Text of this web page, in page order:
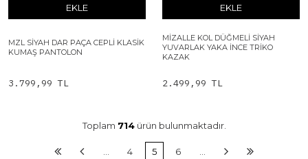
EKLE
MZL SIYAH DAR PAÇA CEPLI KLASIK
KUMAŞ PANTOLON
3.799,99 TL
EKLE
MIZALLE KOL DÜĞMELI SIYAH
YUVARLAK YAKA İNCE TRIKO
KAZAK
2.499,99 TL
Toplam 714ürün bulunmaktadır.
4 5 6